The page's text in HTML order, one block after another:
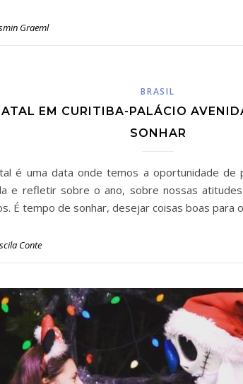
Graeml
BRASIL
EM CURITIBA-PALÁCIO
SONHAR
é uma data onde temos a oportunidade de
e refletir sobre o ano, sobre nossas
É tempo de sonhar, desejar coisas boas para
Conte